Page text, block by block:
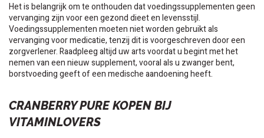
Het is belangrijk om te onthouden dat voedingssupplementen geen
vervanging zijn voor een gezond dieet en levensstijl.
Voedingssupplementen moeten niet worden gebruikt als
vervanging voor medicatie, tenzij dit is voorgeschreven door een
zorgverlener. Raadpleeg altijd uw arts voordat u begint met het
nemen van een nieuw supplement, vooral als u zwanger bent,
borstvoeding geeft of een medische aandoening heeft.
CRANBERRY PURE KOPEN BIJ
VITAMINLOVERS